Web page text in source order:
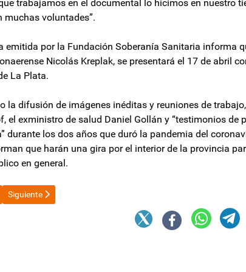
trabajamos en el documental lo hicimos en nuestro
muchas voluntades”.
emitida por la Fundación Soberanía Sanitaria informa
Nicolás Kreplak, se presentará el 17 de abril
La Plata.
la difusión de imágenes inéditas y reuniones de
el exministro de salud Daniel Gollán y “testimonios de
durante los dos años que duró la pandemia del
que harán una gira por el interior de la provincia
en general.
Alerta para Javier Milei: otro gobernador se sumó a los
Artículo siguiente: Cupón PBI : la Justicia de Estados Unidos
Siguiente